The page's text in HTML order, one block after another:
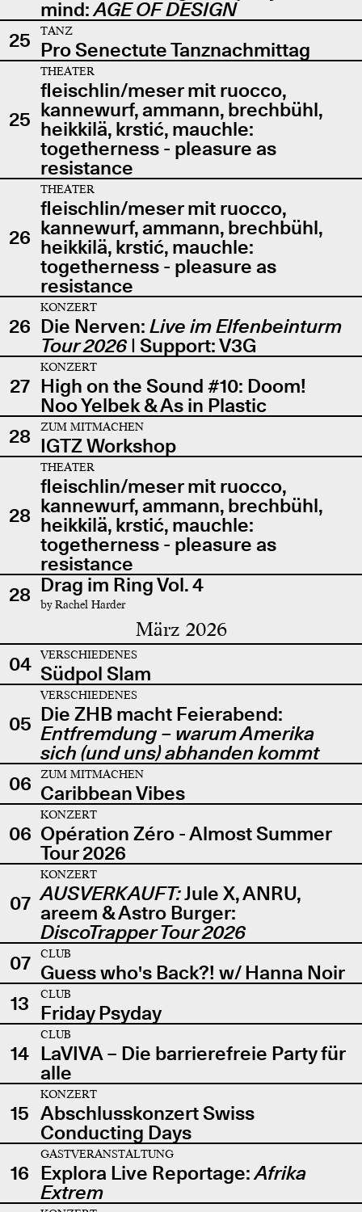
mind:AGE OF DESIGN
25
TANZ
Pro Senectute Tanznachmittag
25
THEATER
fleischlin/meser mit ruocco,
kannewurf, ammann, brechbühl,
heikkilä, krstić, mauchle:
togetherness - pleasure as
resistance
26
THEATER
fleischlin/meser mit ruocco,
kannewurf, ammann, brechbühl,
heikkilä, krstić, mauchle:
togetherness - pleasure as
resistance
26
KONZERT
Die Nerven: Live im Elfenbeinturm
Tour 2026| Support: V3G
27
KONZERT
High on the Sound #10: Doom!
Noo Yelbek & As in Plastic
28
ZUM MITMACHEN
IGTZ Workshop
28
THEATER
fleischlin/meser mit ruocco,
kannewurf, ammann, brechbühl,
heikkilä, krstić, mauchle:
togetherness - pleasure as
resistance
28 Drag im Ring Vol. 4
by Rachel Harder
März 2026
04 VERSCHIEDENES
Südpol Slam
05
VERSCHIEDENES
Die ZHB macht Feierabend:
Entfremdung – warum Amerika
sich (und uns) abhanden kommt
06
ZUM MITMACHEN
Caribbean Vibes
06
KONZERT
Opération Zéro - Almost Summer
Tour 2026
07
KONZERT
AUSVERKAUFT:Jule X, ANRU,
areem & Astro Burger:
DiscoTrapper Tour 2026
07
CLUB
Guess who's Back?! w/ Hanna Noir
13
CLUB
Friday Psyday
14
CLUB
LaVIVA – Die barrierefreie Party für
alle
15
KONZERT
Abschlusskonzert Swiss
Conducting Days
16
GASTVERANSTALTUNG
Explora Live Reportage:Afrika
Extrem